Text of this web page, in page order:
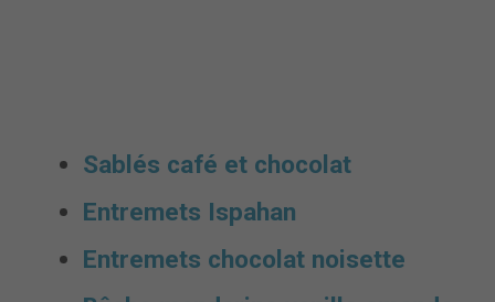
Sablés café et chocolat
Entremets Ispahan
Entremets chocolat noisette